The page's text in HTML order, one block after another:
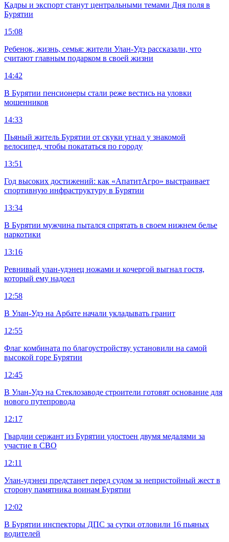
Кадры и экспорт станут центральными темами Дня поля в
Бурятии
15:08
Ребенок, жизнь, семья: жители Улан-Удэ рассказали, что
считают главным подарком в своей жизни
14:42
В Бурятии пенсионеры стали реже вестись на уловки
мошенников
14:33
Пьяный житель Бурятии от скуки угнал у знакомой
велосипед, чтобы покататься по городу
13:51
Год высоких достижений: как «АпатитАгро» выстраивает
спортивную инфраструктуру в Бурятии
13:34
В Бурятии мужчина пытался спрятать в своем нижнем белье
наркотики
13:16
Ревнивый улан-удэнец ножами и кочергой выгнал гостя,
который ему надоел
12:58
В Улан-Удэ на Арбате начали укладывать гранит
12:55
Флаг комбината по благоустройству установили на самой
высокой горе Бурятии
12:45
В Улан-Удэ на Стеклозаводе строители готовят основание для
нового путепровода
12:17
Гвардии сержант из Бурятии удостоен двумя медалями за
участие в СВО
12:11
Улан-удэнец предстанет перед судом за непристойный жест в
сторону памятника воинам Бурятии
12:02
В Бурятии инспекторы ДПС за сутки отловили 16 пьяных
водителей